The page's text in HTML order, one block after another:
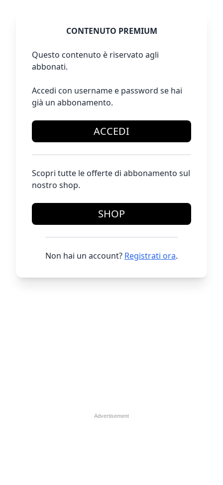
CONTENUTO PREMIUM
Questo contenuto è riservato agli
abbonati.
Accedi con username e password se hai
già un abbonamento.
ACCEDI
Scopri tutte le offerte di abbonamento sul
nostro shop.
SHOP
Non hai un account? Registrati ora.